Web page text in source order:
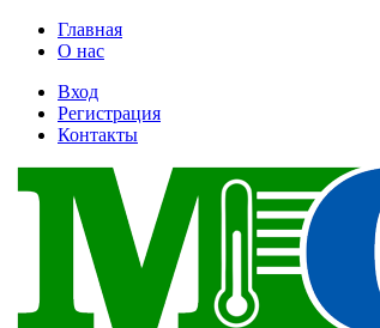
Главная
О нас
Вход
Регистрация
Контакты